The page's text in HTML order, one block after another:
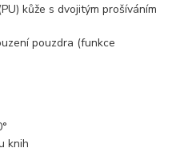
kůže s dvojitým prošíváním
pouzdra (funkce
knih